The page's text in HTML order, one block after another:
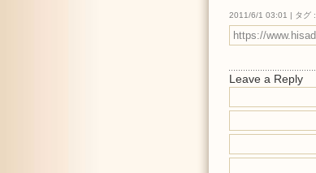
2011/6/1 03:01 | タグ :
Leave a Reply